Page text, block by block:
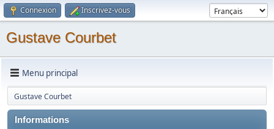
Connexion Inscrivez-vous
Gustave Courbet
Menu principal
Gustave Courbet
Informations